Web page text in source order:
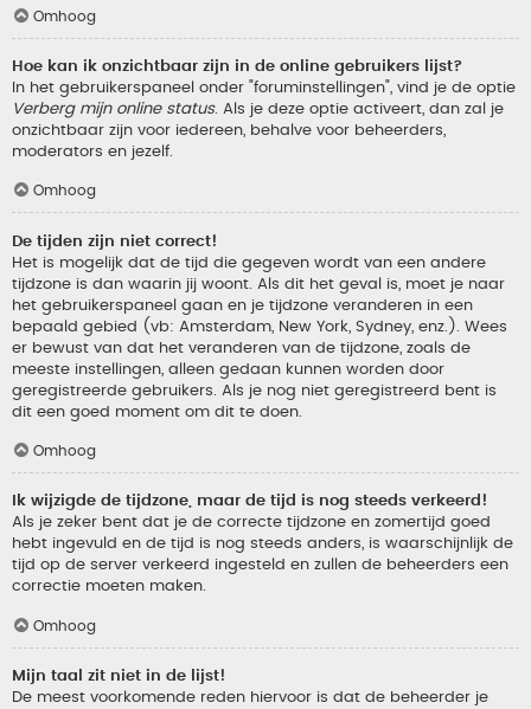
Omhoog
Hoe kan ik onzichtbaar zijn in de online gebruikers lijst?
In het gebruikerspaneel onder "foruminstellingen", vind je de optie
Verberg mijn online status. Als je deze optie activeert, dan zal je
onzichtbaar zijn voor iedereen, behalve voor beheerders,
moderators en jezelf.
Omhoog
De tijden zijn niet correct!
Het is mogelijk dat de tijd die gegeven wordt van een andere
tijdzone is dan waarin jij woont. Als dit het geval is, moet je naar
het gebruikerspaneel gaan en je tijdzone veranderen in een
bepaald gebied (vb: Amsterdam, New York, Sydney, enz.). Wees
er bewust van dat het veranderen van de tijdzone, zoals de
meeste instellingen, alleen gedaan kunnen worden door
geregistreerde gebruikers. Als je nog niet geregistreerd bent is
dit een goed moment om dit te doen.
Omhoog
Ik wijzigde de tijdzone, maar de tijd is nog steeds verkeerd!
Als je zeker bent dat je de correcte tijdzone en zomertijd goed
hebt ingevuld en de tijd is nog steeds anders, is waarschijnlijk de
tijd op de server verkeerd ingesteld en zullen de beheerders een
correctie moeten maken.
Omhoog
Mijn taal zit niet in de lijst!
De meest voorkomende reden hiervoor is dat de beheerder je